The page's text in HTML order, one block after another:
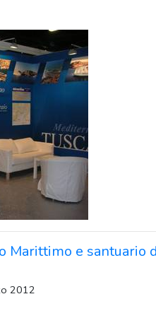
Marittimo e santuario
2012